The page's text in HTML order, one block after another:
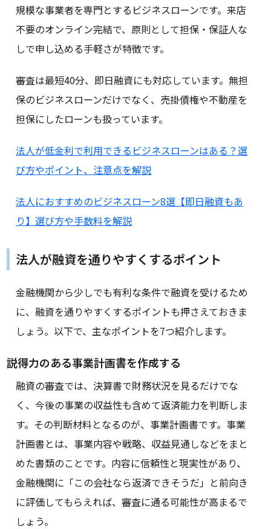
規模な事業者を専門とするビジネスローンです。来店
不要のオンライン完結で、原則として担保・保証人な
しで申し込める手軽さが特徴です。
審査は最短40分、即日融資にも対応しています。無担
保のビジネスローンだけでなく、売掛債権や不動産を
担保にしたローンも扱っています。
法人が低金利で利用できるビジネスローンはある？選
び方やポイント、注意点を解説
法人におすすめのビジネスローン8選【即日融資もあ
り】選び方や手数料を解説
法人が融資を通りやすくするポイント
金融機関から少しでも有利な条件で融資を受けるため
に、融資を通りやすくするポイントも押さえておきま
しょう。以下で、主なポイントを7つ紹介します。
説得力のある事業計画書を作成する
融資の審査では、決算書で財務状況を見るだけでな
く、今後の事業の収益性も含めて返済能力を判断しま
す。その判断材料となるのが、事業計画書です。事業
計画書とは、事業内容や戦略、収益見通しなどをまと
めた書類のことです。内容に信頼性と現実性があり、
金融機関に「この会社なら返済できそうだ」と前向き
に評価してもらえれば、審査に通る可能性が高まるで
しょう。